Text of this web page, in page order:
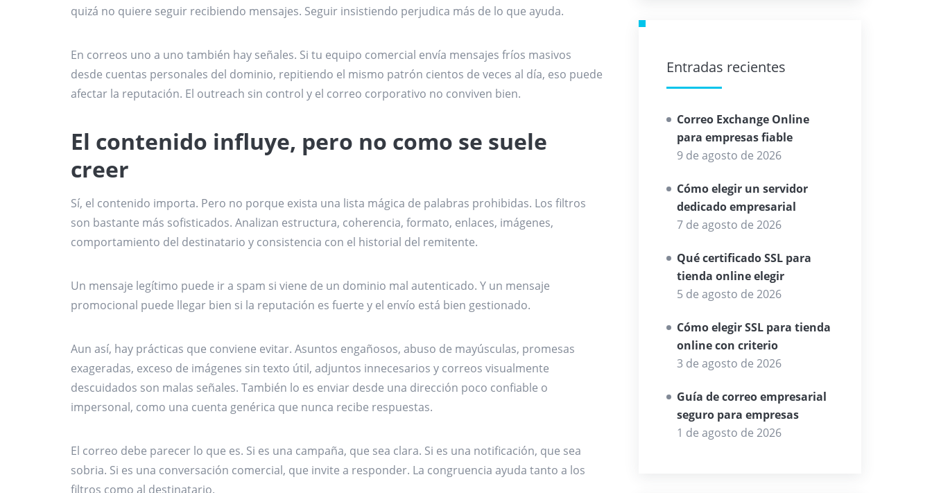
quizá no quiere seguir recibiendo mensajes. Seguir insistiendo perjudica más de lo que ayuda.
En correos uno a uno también hay señales. Si tu equipo comercial envía mensajes fríos masivos
desde cuentas personales del dominio, repitiendo el mismo patrón cientos de veces al día, eso puede
afectar la reputación. El outreach sin control y el correo corporativo no conviven bien.
El contenido influye, pero no como se suele
creer
Sí, el contenido importa. Pero no porque exista una lista mágica de palabras prohibidas. Los filtros
son bastante más sofisticados. Analizan estructura, coherencia, formato, enlaces, imágenes,
comportamiento del destinatario y consistencia con el historial del remitente.
Un mensaje legítimo puede ir a spam si viene de un dominio mal autenticado. Y un mensaje
promocional puede llegar bien si la reputación es fuerte y el envío está bien gestionado.
Aun así, hay prácticas que conviene evitar. Asuntos engañosos, abuso de mayúsculas, promesas
exageradas, exceso de imágenes sin texto útil, adjuntos innecesarios y correos visualmente
descuidados son malas señales. También lo es enviar desde una dirección poco confiable o
impersonal, como una cuenta genérica que nunca recibe respuestas.
El correo debe parecer lo que es. Si es una campaña, que sea clara. Si es una notificación, que sea
sobria. Si es una conversación comercial, que invite a responder. La congruencia ayuda tanto a los
filtros como al destinatario.
Entradas recientes
Correo Exchange Online
para empresas fiable
9 de agosto de 2026
Cómo elegir un servidor
dedicado empresarial
7 de agosto de 2026
Qué certificado SSL para
tienda online elegir
5 de agosto de 2026
Cómo elegir SSL para tienda
online con criterio
3 de agosto de 2026
Guía de correo empresarial
seguro para empresas
1 de agosto de 2026